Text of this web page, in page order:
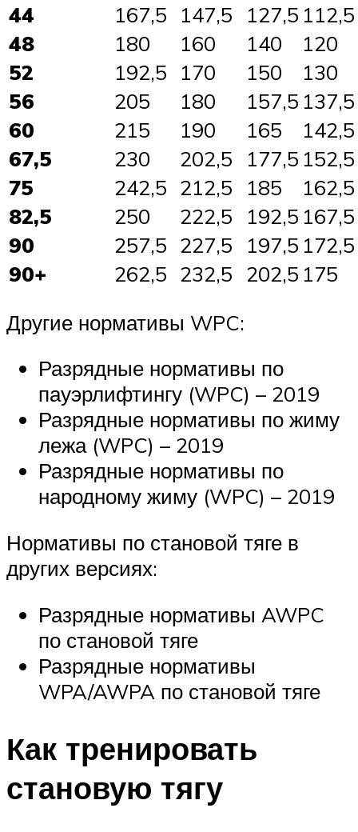
44
167,5 147,5 127,5 112,5
48
180 160 140
120
52
192,5 170 150
130
56
205 180 157,5 137,5
60
215 190 165
142,5
67,5
230 202,5 177,5 152,5
75
242,5 212,5 185
162,5
82,5
250 222,5 192,5 167,5
90
257,5 227,5 197,5 172,5
90+
262,5 232,5 202,5 175
Другие нормативы WPC:
Разрядные нормативы по
пауэрлифтингу (WPC) – 2019
Разрядные нормативы по жиму
лежа (WPC) – 2019
Разрядные нормативы по
народному жиму (WPC) – 2019
Нормативы по становой тяге в
других версиях:
Разрядные нормативы AWPC
по становой тяге
Разрядные нормативы
WPA/AWPA по становой тяге
Как тренировать
становую тягу